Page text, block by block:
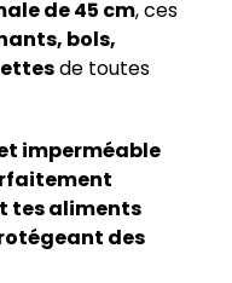
de 45 cm, ces
bols,
de toutes
imperméable
tes aliments
des